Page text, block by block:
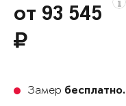
от 93 545
Замер бесплатно.